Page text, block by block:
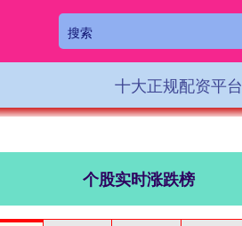
十大正规配资平台
个股实时涨跌榜